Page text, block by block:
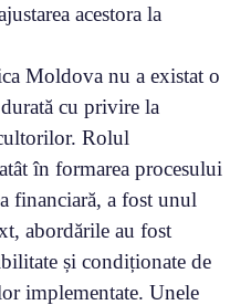
acestora la
Moldova nu a existat o
cu privire la
Rolul
în formarea procesului
financiară, a fost unul
abordările au fost
și condiționate de
implementate. Unele